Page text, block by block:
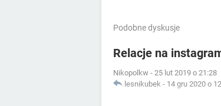
Podobne dyskusje
Relacje na
Nikopolkw - 25 lut 2019 o 21:28
lesnikubek - 14 gru 2020 o